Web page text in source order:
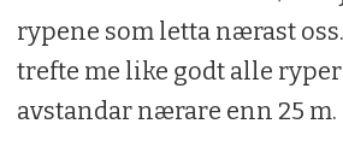
rypene som letta nærast
trefte me like godt alle
avstandar nærare enn 25 m.